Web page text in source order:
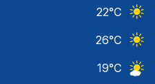
22°C
26°C
19°C